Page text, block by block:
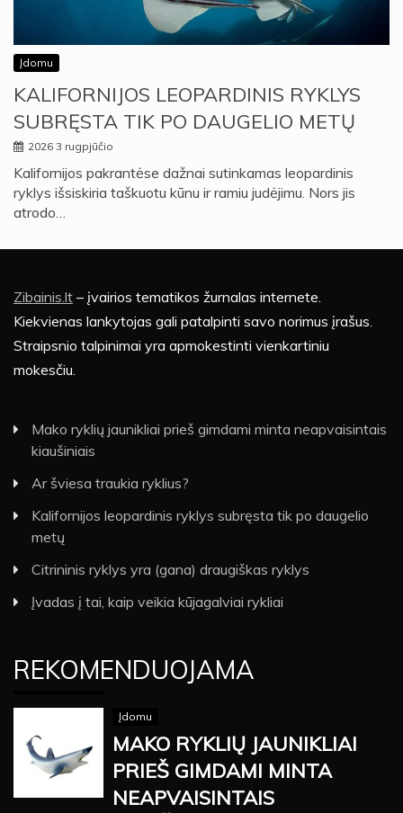
Įdomu
KALIFORNIJOS LEOPARDINIS RYKLYS
SUBRĘSTA TIK PO DAUGELIO METŲ
2026 3 rugpjūčio
Kalifornijos pakrantėse dažnai sutinkamas leopardinis
ryklys išsiskiria taškuotu kūnu ir ramiu judėjimu. Nors jis
atrodo…
Zibainis.lt – įvairios tematikos žurnalas internete.
Kiekvienas lankytojas gali patalpinti savo norimus įrašus.
Straipsnio talpinimai yra apmokestinti vienkartiniu
mokesčiu.
Mako ryklių jaunikliai prieš gimdami minta neapvaisintais
kiaušiniais
Ar šviesa traukia ryklius?
Kalifornijos leopardinis ryklys subręsta tik po daugelio
metų
Citrininis ryklys yra (gana) draugiškas ryklys
Įvadas į tai, kaip veikia kūjagalviai rykliai
REKOMENDUOJAMA
Įdomu
MAKO RYKLIŲ JAUNIKLIAI
PRIEŠ GIMDAMI MINTA
NEAPVAISINTAIS